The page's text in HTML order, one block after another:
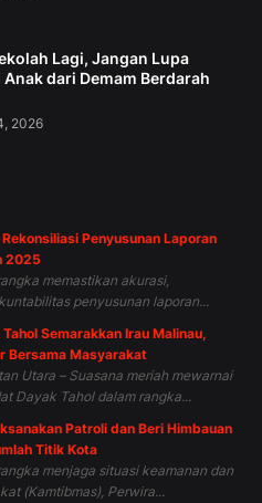
Lagi, Jangan Lupa
dari Demam Berdarah
2026
Penyusunan Laporan
2025
memastikan akurasi,
penyusunan laporan...
Semarakkan Irau Malinau,
Bersama Masyarakat
Utara – Suasana meriah mewarnai
Dayak Tahol dalam rangka...
Patroli dan Beri Himbauan
Titik Kota
menjaga situasi keamanan dan
(Kamtibmas), Perwira...